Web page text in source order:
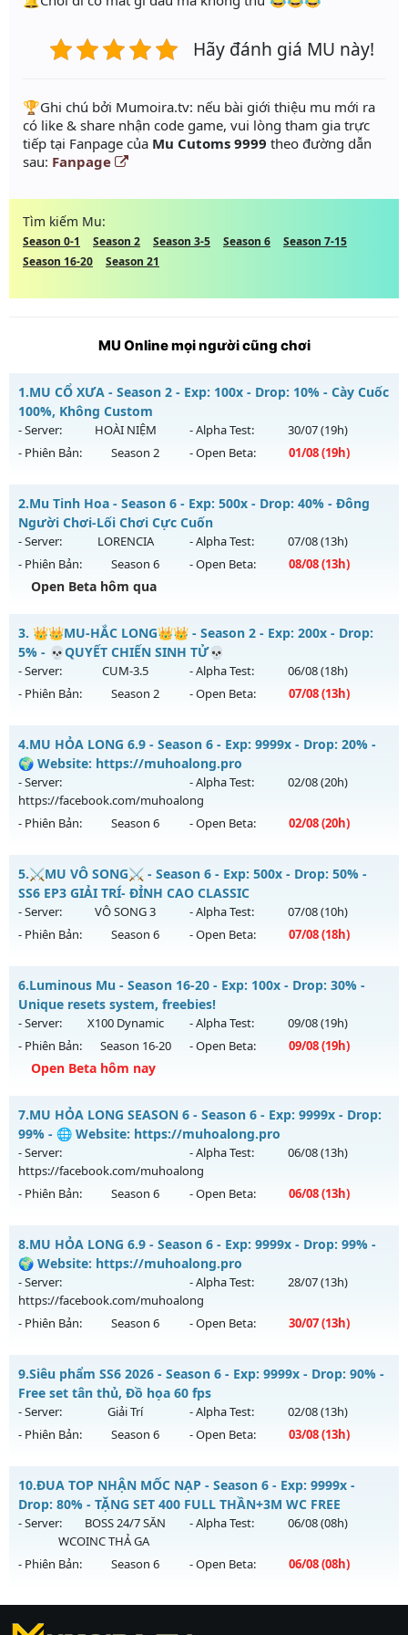
Hãy đánh giá MU này!
️🏆Ghi chú bởi Mumoira.tv: nếu bài giới thiệu mu mới ra
có like & share nhận code game, vui lòng tham gia trực
tiếp tại Fanpage của Mu Cutoms 9999 theo đường dẫn
sau: Fanpage
Tìm kiếm Mu:
Season 0-1 Season 2 Season 3-5 Season 6
Season 7-15
Season 16-20
Season 21
MU Online mọi người cũng chơi
1.MU CỔ XƯA - Season 2 - Exp: 100x - Drop: 10% - Cày Cuốc
100%, Không Custom
- Server: HOÀI NIỆM - Alpha Test: 30/07(19h)
- Phiên Bản:
Season 2 - Open Beta: 01/08(19h)
MU CỔ XƯA - Cày Cuốc 100%, Không Custom
Mu mới ra tháng 08 2026 - Mở máy chủ
ngày 01/08/2626
Exp: 100x - Drop: 10%
Kiểu reset: Reset In Game
Thể loại: Mu Nguyên bản Webzen
Antihack: Phiên bản mới nhất
2.Mu Tinh Hoa - Season 6 - Exp: 500x - Drop: 40% - Đông
Người Chơi-Lối Chơi Cực Cuốn
- Server: LORENCIA - Alpha Test: 07/08(13h)
- Phiên Bản:
Season 6 - Open Beta: 08/08(13h)
Open Beta hôm qua
Mu Tinh Hoa - Đông Người Chơi-Lối Chơi Cực Cuốn
Mu mới ra tháng 08 2026 - Mở máy chủ
ngày 08/08/2626
Exp: 500x - Drop: 40%
Thể loại: Mu Nguyên bản Webzen
Antihack: Anti Vip
3. 👑👑MU-HẮC LONG👑👑 - Season 2 - Exp: 200x - Drop:
5% - 💀QUYẾT CHIẾN SINH TỬ💀
- Server: CUM-3.5 - Alpha Test: 06/08(18h)
- Phiên Bản:
Season 2 - Open Beta: 07/08(13h)
👑👑MU-HẮC LONG👑👑 - 💀QUYẾT CHIẾN SINH TỬ💀
Mu mới ra tháng 08 2026 - Mở máy chủ
ngày 07/08/2626
Exp: 200x - Drop: 5%
Thể loại: Mu Nguyên bản Webzen
Antihack: Sharkguard
4.MU HỎA LONG 6.9 - Season 6 - Exp: 9999x - Drop: 20% -
🌍 Website: https://muhoalong.pro
- Server:
https://facebook.com/muhoalong
- Alpha Test: 02/08(20h)
- Phiên Bản: Season 6 - Open Beta: 02/08(20h)
MU HỎA LONG 6.9 - 🌍 Website: https://muhoalong.pro
Mu mới ra tháng 08 2026 - Mở máy chủ
https://facebook.com/muhoalongvào 20h ngày
02/08/2626
Kiểu reset: Non Reset
Thể loại: Mu Nguyên bản Webzen
Antihack: XShield
5.⚔️MU VÔ SONG⚔️ - Season 6 - Exp: 500x - Drop: 50% -
SS6 EP3 GIẢI TRÍ- ĐỈNH CAO CLASSIC
- Server: VÔ SONG 3 - Alpha Test: 07/08(10h)
- Phiên Bản:
Season 6 - Open Beta: 07/08(18h)
⚔️MU VÔ SONG⚔️ - SS6 EP3 GIẢI TRÍ- ĐỈNH CAO CLASSIC
Mu mới ra tháng 08 2026 - Mở máy chủ
ngày 07/08/2626
Exp: 500x - Drop: 50%
Kiểu reset: Reset In Game
Thể loại: Mu Nguyên bản Webzen
Antihack: MU8X
6.Luminous Mu - Season 16-20 - Exp: 100x - Drop: 30% -
Unique resets system, freebies!
- Server: X100 Dynamic - Alpha Test: 09/08(19h)
- Phiên Bản:
Season 16-20 - Open Beta: 09/08(19h)
Open Beta hôm nay
Luminous Mu - Unique resets system, freebies!
Mu mới ra tháng 08 2026 - Mở máy chủX100 Dynamic
19h ngày 09/08/2626
Exp: 100x - Drop: 30%
Thể loại: Mu Nguyên bản Webzen
Antihack: Yes
7.MU HỎA LONG SEASON 6 - Season 6 - Exp: 9999x - Drop:
99% - 🌐 Website: https://muhoalong.pro
- Server:
https://facebook.com/muhoalong
- Alpha Test: 06/08(13h)
- Phiên Bản: Season 6 - Open Beta: 06/08(13h)
MU HỎA LONG SEASON 6 - 🌐 Website:
https://muhoalong.pro
Mu mới ra tháng 08 2026 - Mở máy chủ
https://facebook.com/muhoalong
06/08/2626
Kiểu reset: Non Reset
Thể loại: Mu Nguyên bản Webzen
Antihack: XShield
8.MU HỎA LONG 6.9 - Season 6 - Exp: 9999x - Drop: 99% -
🌍 Website: https://muhoalong.pro
- Server:
https://facebook.com/muhoalong
- Alpha Test: 28/07(13h)
- Phiên Bản: Season 6 - Open Beta: 30/07(13h)
MU HỎA LONG 6.9 - 🌍 Website: https://muhoalong.pro
Mu mới ra tháng 07 2026 - Mở máy chủ
https://facebook.com/muhoalongvào 13h ngày
30/07/2626
Kiểu reset: Non Reset
Thể loại: Mu Nguyên bản Webzen
Antihack: Xshiel
9.Siêu phẩm SS6 2026 - Season 6 - Exp: 9999x - Drop: 90% -
Free set tân thủ, Đồ họa 60 fps
- Server: Giải Trí - Alpha Test: 02/08(13h)
- Phiên Bản:
Season 6 - Open Beta: 03/08(13h)
Siêu phẩm SS6 2026 - Free set tân thủ, Đồ họa 60 fps
Mu mới ra tháng 08 2026 - Mở máy chủGiải Trí vào 13h
ngày 03/08/2626
Exp: 9999x - Drop: 90%
Thể loại: Mu Bán Đồ Full Trong Shop
Antihack: Anti Phoenix
10.ĐUA TOP NHẬN MỐC NẠP - Season 6 - Exp: 9999x -
Drop: 80% - TẶNG SET 400 FULL THẦN+3M WC FREE
- Server:
BOSS 24/7 SĂN
WCOINC THẢ GA
- Alpha Test: 06/08(08h)
- Phiên Bản: Season 6 - Open Beta: 06/08(08h)
ĐUA TOP NHẬN MỐC NẠP - TẶNG SET 400 FULL THẦN+3M
WC FREE